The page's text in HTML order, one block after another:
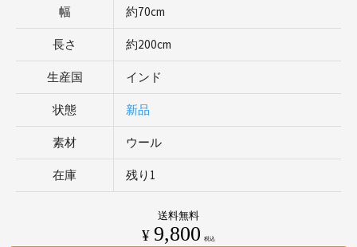
幅 約70cm
長さ 約200cm
生産国 インド
状態 新品
素材 ウール
在庫 残り1
送料無料
¥9,800 税込